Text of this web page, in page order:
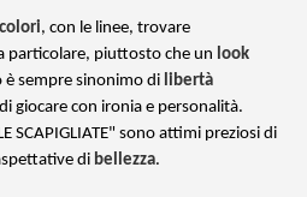
colori, con le linee, trovare
particolare, piuttosto che un look
è sempre sinonimo di libertà
giocare con ironia e personalità.
SCAPIGLIATE" sono attimi preziosi di
di bellezza.